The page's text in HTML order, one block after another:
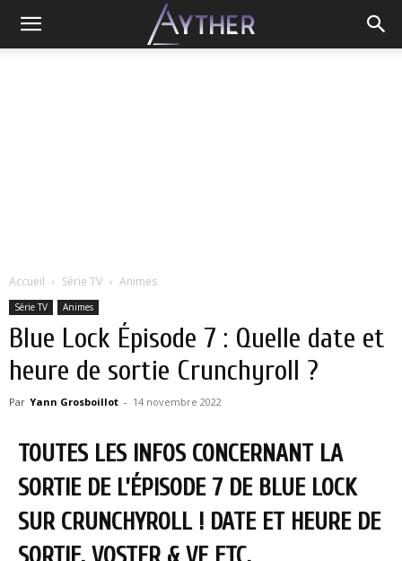
Accueil Série TV Animes
Série TV Animes
Blue Lock Épisode 7 : Quelle date et
heure de sortie Crunchyroll ?
Par Yann Grosboillot - 14 novembre 2022
TOUTES LES INFOS CONCERNANT LA
SORTIE DE L’ÉPISODE 7 DE BLUE LOCK
SUR CRUNCHYROLL ! DATE ET HEURE DE